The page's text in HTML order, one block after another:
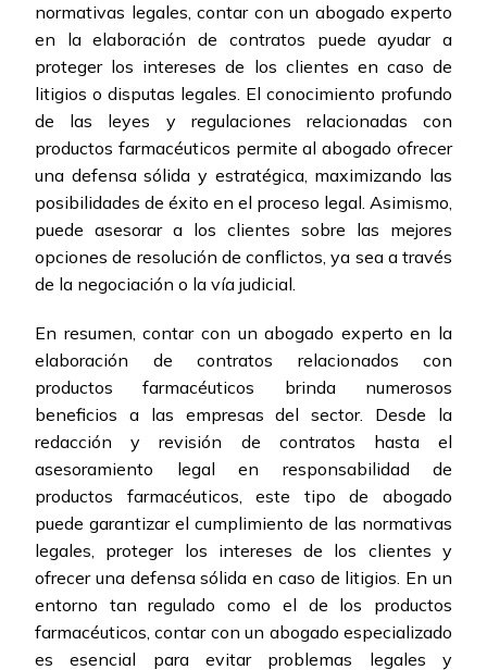
normativas legales, contar con un abogado experto
en la elaboración de contratos puede ayudar a
proteger los intereses de los clientes en caso de
litigios o disputas legales. El conocimiento profundo
de las leyes y regulaciones relacionadas con
productos farmacéuticos permite al abogado ofrecer
una defensa sólida y estratégica, maximizando las
posibilidades de éxito en el proceso legal. Asimismo,
puede asesorar a los clientes sobre las mejores
opciones de resolución de conflictos, ya sea a través
de la negociación o la vía judicial.
En resumen, contar con un abogado experto en la
elaboración de contratos relacionados con
productos farmacéuticos brinda numerosos
beneficios a las empresas del sector. Desde la
redacción y revisión de contratos hasta el
asesoramiento legal en responsabilidad de
productos farmacéuticos, este tipo de abogado
puede garantizar el cumplimiento de las normativas
legales, proteger los intereses de los clientes y
ofrecer una defensa sólida en caso de litigios. En un
entorno tan regulado como el de los productos
farmacéuticos, contar con un abogado especializado
es esencial para evitar problemas legales y